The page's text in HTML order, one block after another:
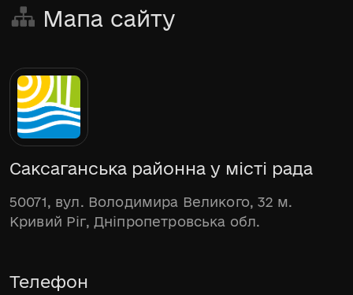
Мапа сайту
Саксаганська районна у місті рада
50071, вул. Володимира Великого, 32 м.
Кривий Ріг, Дніпропетровська обл.
Телефон